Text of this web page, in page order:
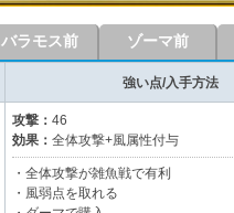
バラモス前 ゾーマ前
強い点/入手方法
攻撃： 46
効果： 全体攻撃+風属性付与
・全体攻撃が雑魚戦で有利
・風弱点を取れる